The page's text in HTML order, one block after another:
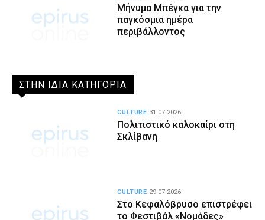
Μήνυμα Μπέγκα για την
παγκόσμια ημέρα
περιβάλλοντος
ΣΤΗΝ ΙΔΙΑ ΚΑΤΗΓΟΡΙΑ
Πολιτιστικό καλοκαίρι στη
Σκλίβανη
CULTURE 31.07.2026
Στο Κεφαλόβρυσο επιστρέφει
το Φεστιβάλ «Νομάδες»
CULTURE 29.07.2026